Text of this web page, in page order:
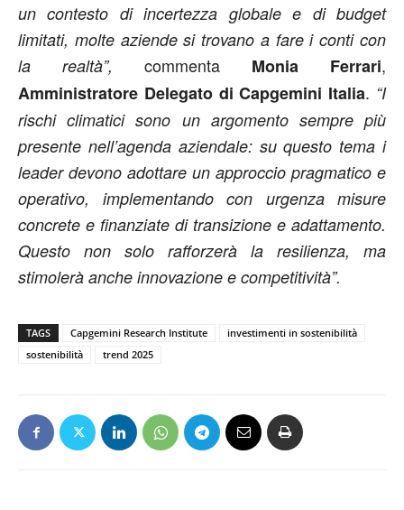
un contesto di incertezza globale e di budget
limitati, molte aziende si trovano a fare i conti con
la realtà”, commenta Monia Ferrari,
Amministratore Delegato di Capgemini Italia. “I
rischi climatici sono un argomento sempre più
presente nell’agenda aziendale: su questo tema i
leader devono adottare un approccio pragmatico e
operativo, implementando con urgenza misure
concrete e finanziate di transizione e adattamento.
Questo non solo rafforzerà la resilienza, ma
stimolerà anche innovazione e competitività”.
TAGS Capgemini Research Institute
investimenti in sostenibilità
sostenibilità
trend 2025